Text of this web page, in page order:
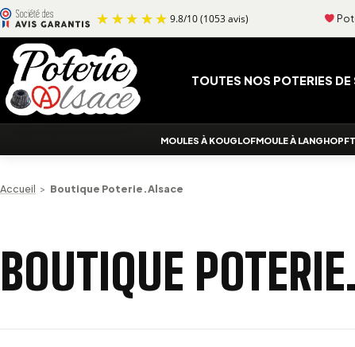
Aller au contenu
9.8/10(1053 avis)
TOUTES NOS POTERIES
MOULES À KOUGLOFMOULE À LANGHOPF
Accueil > Boutique Poterie.Alsace
BOUTIQUE